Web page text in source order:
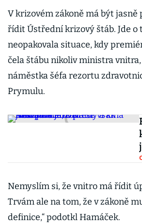
V krizovém zákoně má být jasně
řídit Ústřední krizový štáb. Jde o
neopakovala situace, kdy
čela štábu nikoliv ministra
náměstka šéfa rezortu
Prymulu.
Nemyslím si, že vnitro má řídit
Trvám ale na tom, že v zákoně
definice,“ podotkl Hamáček.